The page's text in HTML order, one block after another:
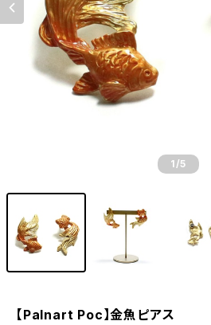
1 /5
【Palnart Poc】金魚ピアス